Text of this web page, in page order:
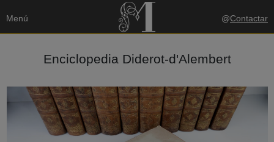
Menú @Contactar
Enciclopedia Diderot-d'Alembert